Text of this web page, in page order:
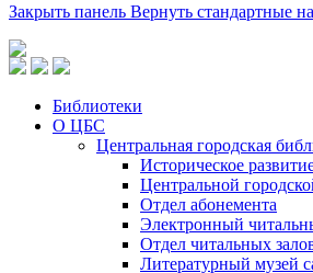
Закрыть панель Вернуть стандартные
Библиотеки
О ЦБС
Центральная городская
Историческое
Центральной
Отдел абонемента
Электронный
Отдел читальных
Литературный музей